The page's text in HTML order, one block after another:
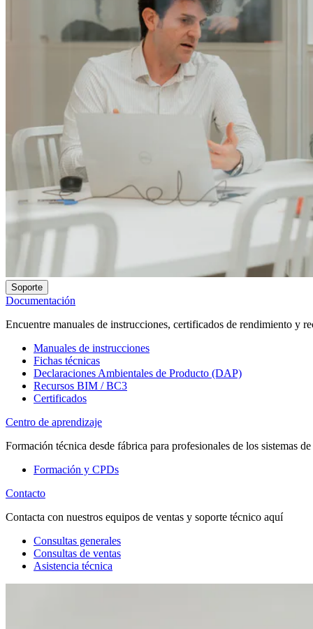
Soporte
Documentación
Encuentre manuales de instrucciones, certificados de rendimiento y
Manuales de instrucciones
Fichas técnicas
Declaraciones Ambientales de Producto (DAP)
Recursos BIM / BC3
Certificados
Centro de aprendizaje
Formación técnica desde fábrica para profesionales de los sistemas de
Formación y CPDs
Contacto
Contacta con nuestros equipos de ventas y soporte técnico aquí
Consultas generales
Consultas de ventas
Asistencia técnica